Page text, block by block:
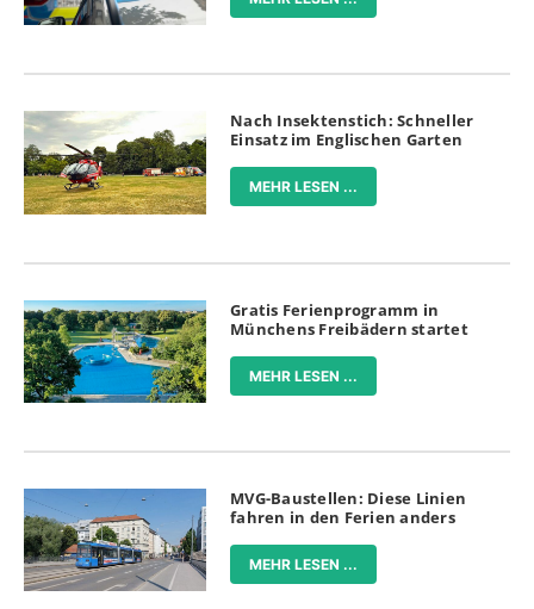
Nach Insektenstich: Schneller
Einsatz im Englischen Garten
MEHR LESEN ...
Gratis Ferienprogramm in
Münchens Freibädern startet
MEHR LESEN ...
MVG-Baustellen: Diese Linien
fahren in den Ferien anders
MEHR LESEN ...